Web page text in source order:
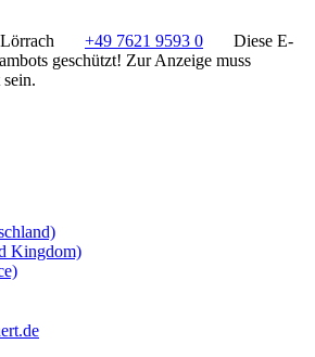
+49 7621 9593 0
Diese E-
geschützt! Zur Anzeige muss